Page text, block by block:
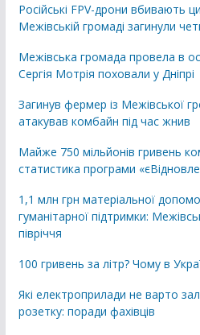
Російські FPV-дрони вбивають
Межівській громаді загинули
Межівська громада провела в
Сергія Мотрія поховали у Дніпрі
Загинув фермер із Межівської
атакував комбайн під час жнив
Майже 750 мільйонів гривень
статистика програми
1,1 млн грн матеріальної
гуманітарної підтримки:
півріччя
100 гривень за літр? Чому в
Які електроприлади не варто
розетку: поради фахівців